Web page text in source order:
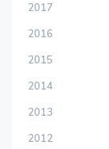
2017
2016
2015
2014
2013
2012